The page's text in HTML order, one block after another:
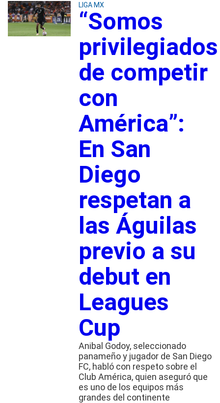
LIGA MX
“Somos
privilegiados
de competir
con
América”:
En San
Diego
respetan a
las Águilas
previo a su
debut en
Leagues
Cup
Anibal Godoy, seleccionado
panameño y jugador de San Diego
FC, habló con respeto sobre el
Club América, quien aseguró que
es uno de los equipos más
grandes del continente